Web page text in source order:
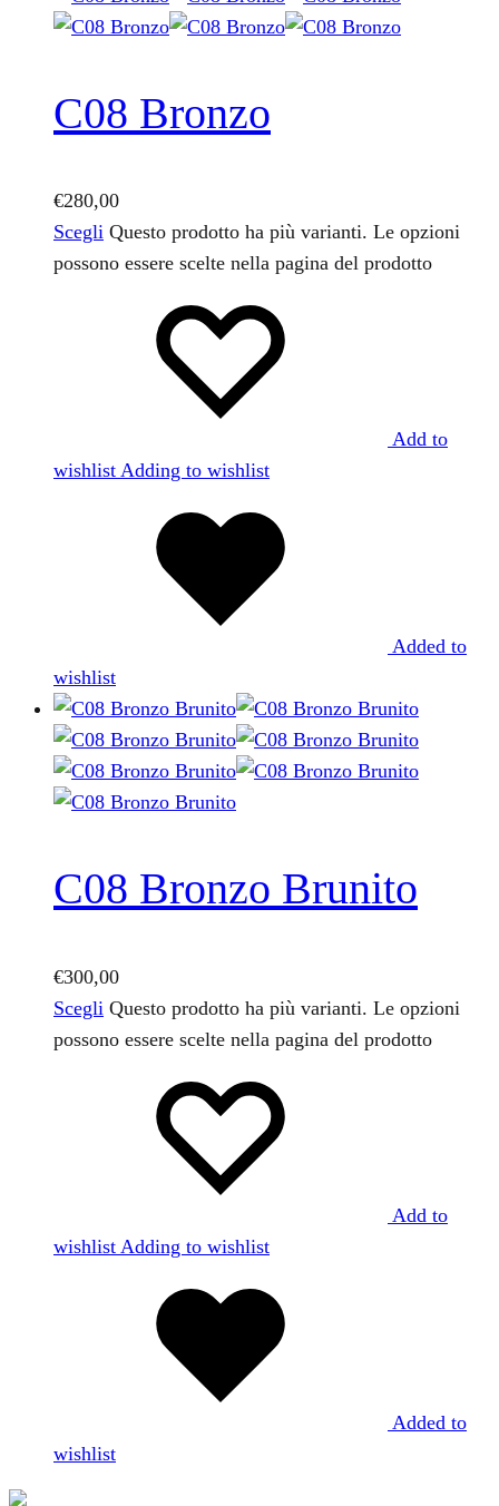
C08 Bronzo
€280,00
Scegli Questo prodotto ha più varianti. Le opzioni
possono essere scelte nella pagina del prodotto
Add to
wishlist Adding to wishlist
Added to
wishlist
C08 Bronzo Brunito
€300,00
Scegli Questo prodotto ha più varianti. Le opzioni
possono essere scelte nella pagina del prodotto
Add to
wishlist Adding to wishlist
Added to
wishlist